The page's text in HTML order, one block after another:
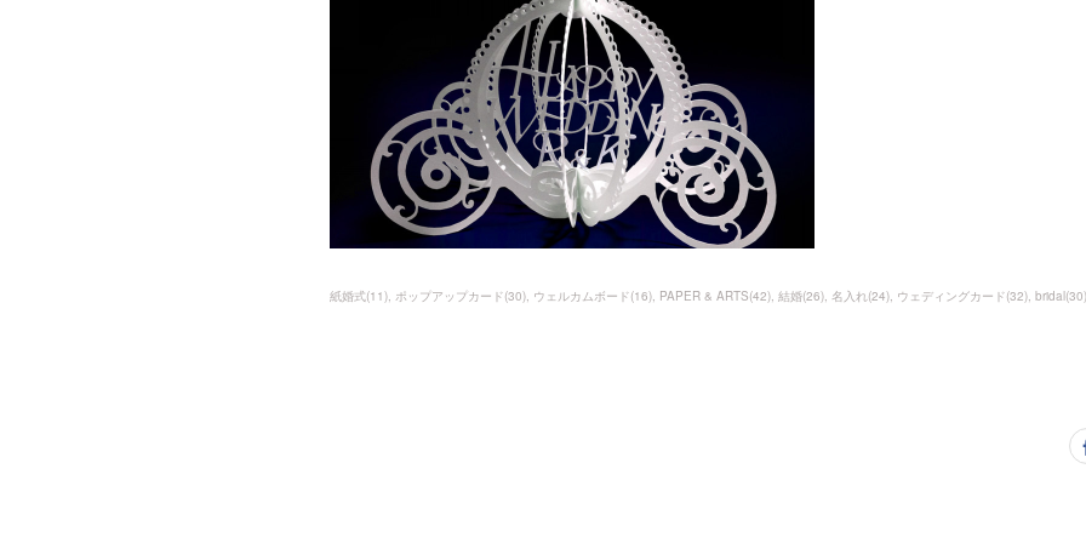
紙婚式(11) ポップアップカード(30) ウェルカムボード(16) PAPER & ARTS(42) 結婚(26) 名入れ(24) ウェディングカード(32) bridal(30)